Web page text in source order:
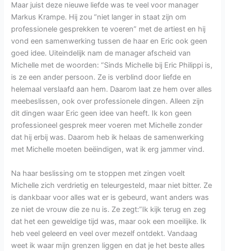
Maar juist deze nieuwe liefde was te veel voor manager
Markus Krampe. Hij zou “niet langer in staat zijn om
professionele gesprekken te voeren” met de artiest en hij
vond een samenwerking tussen de haar en Eric ook geen
goed idee. Uiteindelijk nam de manager afscheid van
Michelle met de woorden: “Sinds Michelle bij Eric Philippi is,
is ze een ander persoon. Ze is verblind door liefde en
helemaal verslaafd aan hem. Daarom laat ze hem over alles
meebeslissen, ook over professionele dingen. Alleen zijn
dit dingen waar Eric geen idee van heeft. Ik kon geen
professioneel gesprek meer voeren met Michelle zonder
dat hij erbij was. Daarom heb ik helaas de samenwerking
met Michelle moeten beëindigen, wat ik erg jammer vind.
Na haar beslissing om te stoppen met zingen voelt
Michelle zich verdrietig en teleurgesteld, maar niet bitter. Ze
is dankbaar voor alles wat er is gebeurd, want anders was
ze niet de vrouw die ze nu is. Ze zegt:”Ik kijk terug en zeg
dat het een geweldige tijd was, maar ook een moeilijke. Ik
heb veel geleerd en veel over mezelf ontdekt. Vandaag
weet ik waar mijn grenzen liggen en dat je het beste alles